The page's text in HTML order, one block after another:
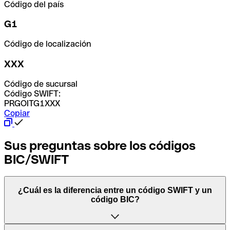
Código del país
G1
Código de localización
XXX
Código de sucursal
Código SWIFT:
PRGOITG1XXX
Copiar
Sus preguntas sobre los códigos
BIC/SWIFT
¿Cuál es la diferencia entre un código SWIFT y un
código BIC?